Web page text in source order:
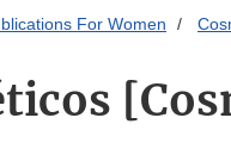
For Women